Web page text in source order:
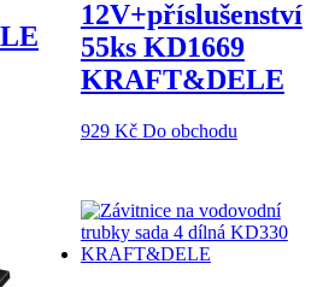
12V+příslušenství
55ks KD1669
KRAFT&DELE
929 Kč Do obchodu